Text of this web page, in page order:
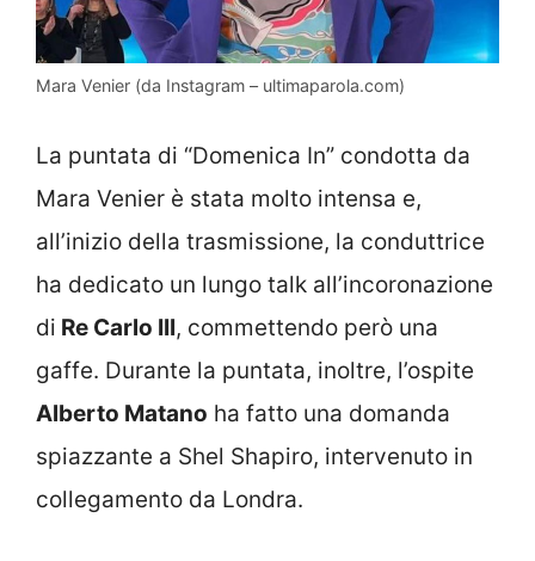
Mara Venier (da Instagram – ultimaparola.com)
La puntata di “Domenica In” condotta da
Mara Venier è stata molto intensa e,
all’inizio della trasmissione, la conduttrice
ha dedicato un lungo talk all’incoronazione
di Re Carlo III, commettendo però una
gaffe. Durante la puntata, inoltre, l’ospite
Alberto Matano ha fatto una domanda
spiazzante a Shel Shapiro, intervenuto in
collegamento da Londra.